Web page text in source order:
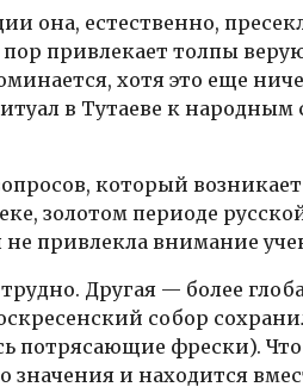
она, естественно,
привлекает толпы
хотя это еще
в Тутаеве к народным
который
золотом периоде
привлекла внимание
Другая — более
собор
потрясающие фрески).
и находится